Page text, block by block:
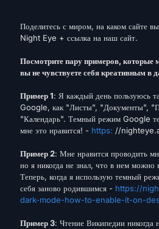
Поделитесь с миром, на каком сайте
Night Eye + ссылка на наш сайт.
Посмотрите пару примеров, которые
вы не чувствуете себя креативным в
Пример 1: Я каждый день пользуюсь
Google, как "Листы", "Документы",
"Календарь". Темный режим Google
мне это нравится! - https: //
Пример 2: Мне нравится проводить
но я никогда не знал, что в нем
Теперь, когда я использую темный
себя заново родившимся - https://
dark-mode-how-to-enable-it-on-
Пример 3: Чтение Википедии